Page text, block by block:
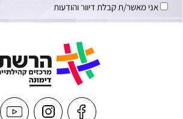
אני מאשר/ת קבלת דיוור והודעות